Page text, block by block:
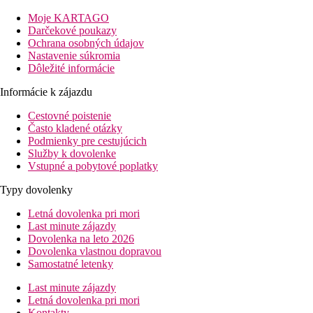
Popis izby
Dvojlôžková izba, Superior:
kúpeľňa/WC (sušič vlasov)
klimatizácia
minibar za poplatok
telefón
Wi-Fi (zdarma)
sada na prípravu čaju a kávy
balená voda na izbe
25-33 m2
jedna posteľ king alebo dve oddelené postele
Popis hotelu
vstupná hala s recepciou
bazén
bezplatné wifi pripojenie
konferenčné miestnosti
hlavná bufetová reštaurácia
kaviareň
Moje KARTAGO
Darčekové poukazy
Ochrana osobných údajov
Nastavenie súkromia
Dôležité informácie
Informácie k zájazdu
Cestovné poistenie
Často kladené otázky
Podmienky pre cestujúcich
Služby k dovolenke
Vstupné a pobytové poplatky
Typy dovolenky
Letná dovolenka pri mori
Last minute zájazdy
Dovolenka na leto 2026
Dovolenka vlastnou dopravou
Samostatné letenky
Last minute zájazdy
Letná dovolenka pri mori